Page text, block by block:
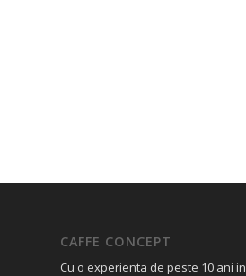
CAFFE CONCEPT
Cu o experienta de peste 10 ani in